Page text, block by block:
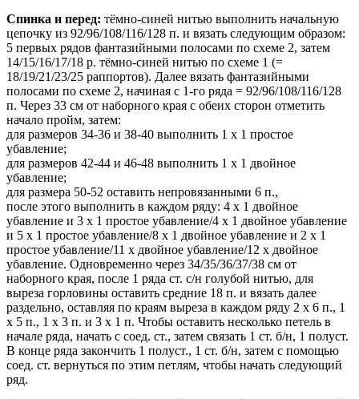
Спинка и перед: тёмно-синей нитью выполнить начальную
цепочку из 92/96/108/116/128 п. и вязать следующим образом:
5 первых рядов фантазийными полосами по схеме 2, затем
14/15/16/17/18 р. тёмно-синей нитью по схеме 1 (=
18/19/21/23/25 раппортов). Далее вязать фантазийными
полосами по схеме 2, начиная с 1-го ряда = 92/96/108/116/128
п. Через 33 см от наборного края с обеих сторон отметить
начало пройм, затем:
для размеров 34-36 и 38-40 выполнить 1 х 1 простое
убавление;
для размеров 42-44 и 46-48 выполнить 1 х 1 двойное
убавление;
для размера 50-52 оставить непровязанными 6 п.,
после этого выполнить в каждом ряду: 4 х 1 двойное
убавление и 3 х 1 простое убавление/4 х 1 двойное убавление
и 5 х 1 простое убавление/8 х 1 двойное убавление и 2 х 1
простое убавление/11 х двойное убавление/12 х двойное
убавление. Одновременно через 34/35/36/37/38 см от
наборного края, после 1 ряда ст. с/н голубой нитью, для
выреза горловины оставить средние 18 п. и вязать далее
раздельно, оставляя по краям выреза в каждом ряду 2 х 6 п., 1
х 5 п., 1 х 3 п. и 3 х 1 п. Чтобы оставить несколько петель в
начале ряда, начать с соед. ст., затем связать 1 ст. б/н, 1 полуст.
В конце ряда закончить 1 полуст., 1 ст. б/н, затем с помощью
соед. ст. вернуться по этим петлям, чтобы начать следующий
ряд.